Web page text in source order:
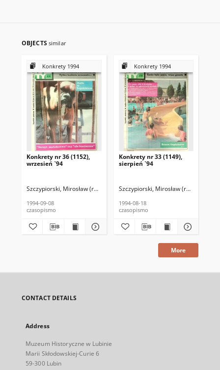
OBJECTS similar
Konkrety 1994
Konkrety nr 36 (1152),
wrzesień `94
Szczypiorski, Mirosław (red. nacz.) Kołodziejski, Wincenty
1994-09-08
czasopismo
Konkrety 1994
Konkrety nr 33 (1149),
sierpień `94
Szczypiorski, Mirosław (red. nacz.)
1994-08-18
czasopismo
More
CONTACT DETAILS
Address
Muzeum Historyczne w Lubinie
Marii Skłodowskiej-Curie 6
59-300 Lubin